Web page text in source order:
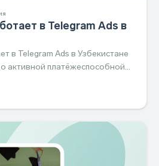
в Telegram Ads в
в Telegram Ads в Узбекистане
активной платёжеспособной
бюджет.